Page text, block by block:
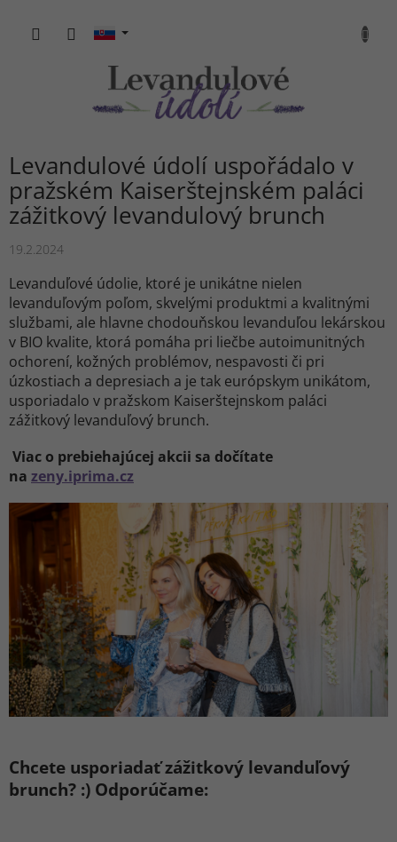
obsah
KOŠÍK
Levandulové údolí uspořádalo v
pražském Kaiserštejnském paláci
zážitkový levandulový brunch
19.2.2024
Levanduľové údolie, ktoré je unikátne nielen
levanduľovým poľom, skvelými produktmi a kvalitnými
službami, ale hlavne chodouňskou levanduľou lekárskou
v BIO kvalite, ktorá pomáha pri liečbe autoimunitných
ochorení, kožných problémov, nespavosti či pri
úzkostiach a depresiach a je tak európskym unikátom,
usporiadalo v pražskom Kaiserštejnskom paláci
zážitkový levanduľový brunch.
Viac o prebiehajúcej akcii sa dočítate
na zeny.iprima.cz
Chcete usporiadať zážitkový levanduľový
brunch? :) Odporúčame: